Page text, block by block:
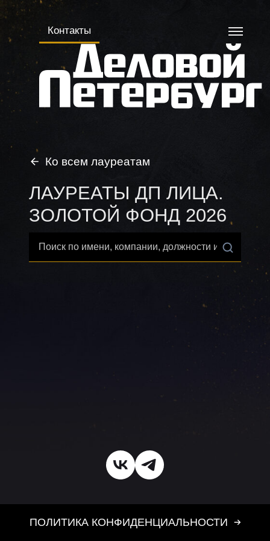
Контакты
Ко всем лауреатам
ЛАУРЕАТЫ ДП ЛИЦА.
ЗОЛОТОЙ ФОНД 2026
ПОЛИТИКА КОНФИДЕНЦИАЛЬНОСТИ